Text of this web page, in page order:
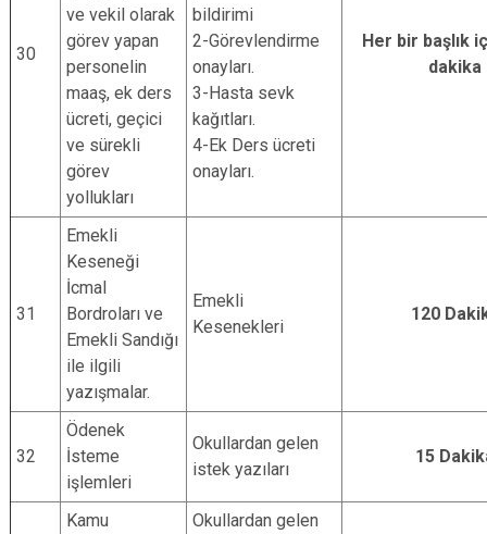
30
ve vekil olarak
görev yapan
personelin
maaş, ek ders
ücreti, geçici
ve sürekli
görev
yollukları
bildirimi
2-Görevlendirme
onayları.
3-Hasta sevk
kağıtları.
4-Ek Ders ücreti
onayları.
Her bir başlık
dakika
31
Emekli
Keseneği
İcmal
Bordroları ve
Emekli Sandığı
ile ilgili
yazışmalar.
Emekli
Kesenekleri
120
32
Ödenek
İsteme
işlemleri
Okullardan gelen
istek yazıları
15
Kamu Okullardan gelen